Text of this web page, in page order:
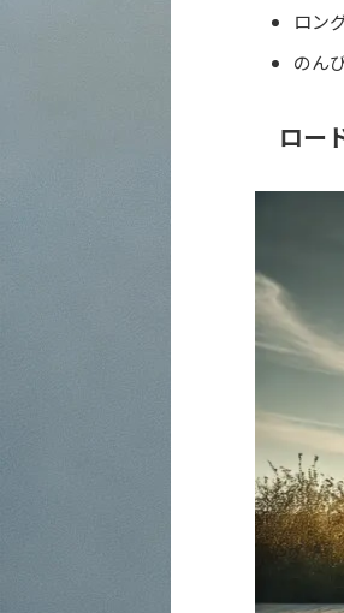
ロン
のん
ロー